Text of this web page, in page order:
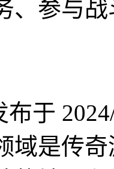
、参与
布于
域是传